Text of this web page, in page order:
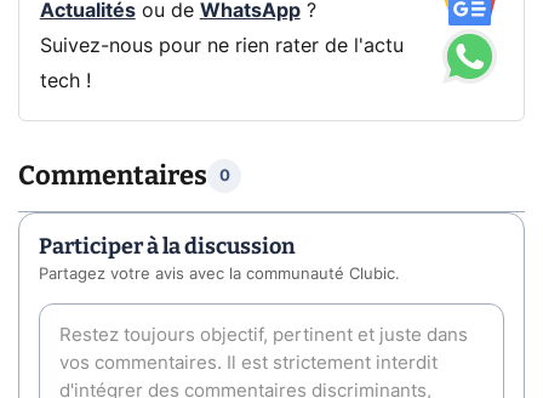
Actualitésou de WhatsApp?
Suivez-nous pour ne rien rater de l'actu
tech !
Commentaires 0
Participer à la discussion
Partagez votre avis avec la communauté Clubic.